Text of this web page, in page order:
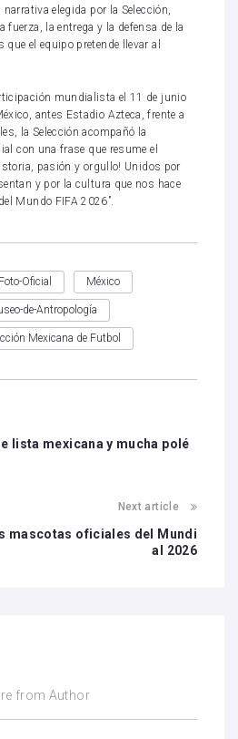
elegida por la Selección,
fuerza, la entrega y la defensa de la
el equipo pretende llevar al
mundialista el 11 de junio
antes Estadio Azteca, frente a
la Selección acompañó la
con una frase que resume el
pasión y orgullo! Unidos por
y por la cultura que nos hace
Mundo FIFA 2026”.
Foto-Oficial México
de-Antropología
Mexicana de Futbol
lista mexicana y mucha polé
Next article
mascotas oficiales del Mundi
al 2026
from Author